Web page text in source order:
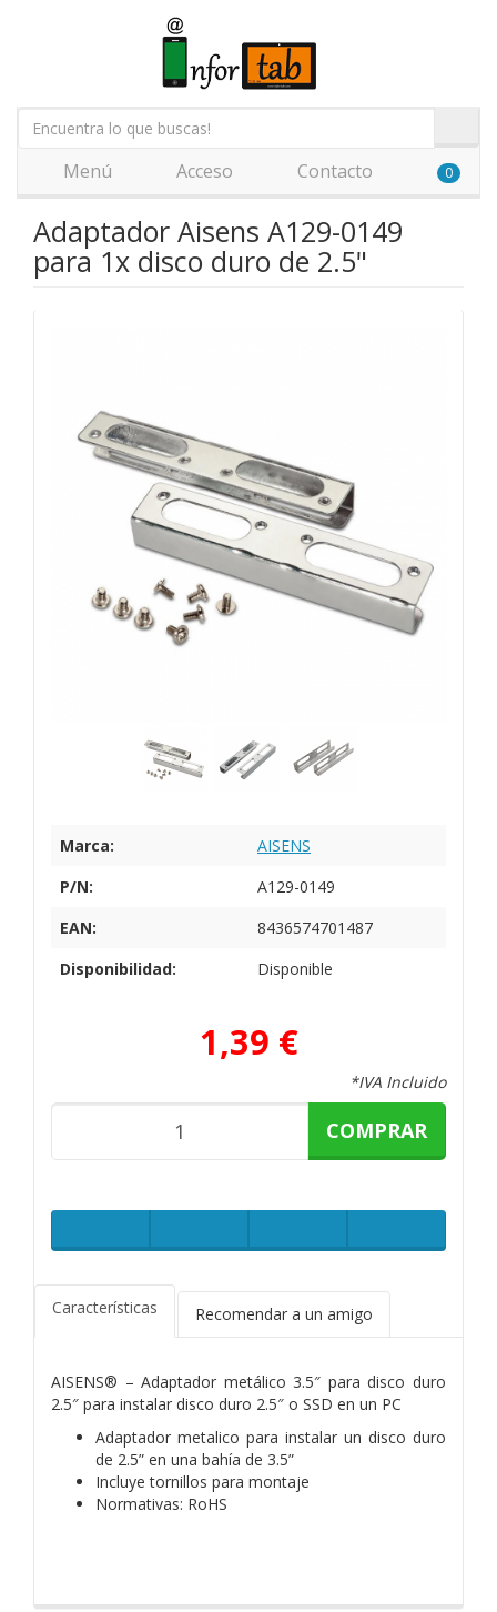
Menú Acceso Contacto 0
Adaptador Aisens A129-0149
para 1x disco duro de 2.5"
Marca:
AISENS
P/N:
A129-0149
EAN:
8436574701487
Disponibilidad:
Disponible
1,39 €
*IVA Incluido
COMPRAR
Características Recomendar a un amigo
AISENS® – Adaptador metálico 3.5″ para disco duro
2.5″ para instalar disco duro 2.5″ o SSD en un PC
Adaptador metalico para instalar un disco duro
de 2.5” en una bahía de 3.5”
Incluye tornillos para montaje
Normativas: RoHS